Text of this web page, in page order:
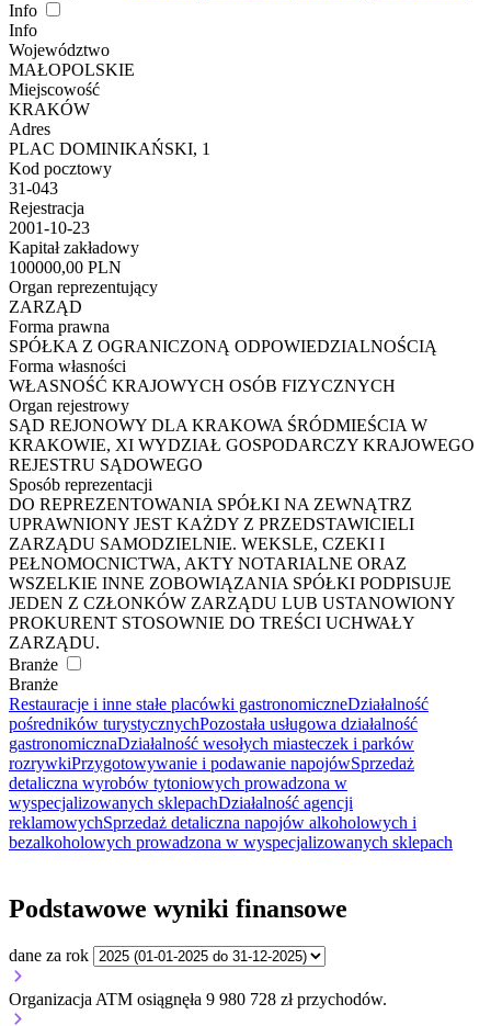
Info
Info
Województwo
MAŁOPOLSKIE
Miejscowość
KRAKÓW
Adres
PLAC DOMINIKAŃSKI, 1
Kod pocztowy
31-043
Rejestracja
2001-10-23
Kapitał zakładowy
100000,00 PLN
Organ reprezentujący
ZARZĄD
Forma prawna
SPÓŁKA Z OGRANICZONĄ ODPOWIEDZIALNOŚCIĄ
Forma własności
WŁASNOŚĆ KRAJOWYCH OSÓB FIZYCZNYCH
Organ rejestrowy
SĄD REJONOWY DLA KRAKOWA ŚRÓDMIEŚCIA W
KRAKOWIE, XI WYDZIAŁ GOSPODARCZY KRAJOWEGO
REJESTRU SĄDOWEGO
Sposób reprezentacji
DO REPREZENTOWANIA SPÓŁKI NA ZEWNĄTRZ
UPRAWNIONY JEST KAŻDY Z PRZEDSTAWICIELI
ZARZĄDU SAMODZIELNIE. WEKSLE, CZEKI I
PEŁNOMOCNICTWA, AKTY NOTARIALNE ORAZ
WSZELKIE INNE ZOBOWIĄZANIA SPÓŁKI PODPISUJE
JEDEN Z CZŁONKÓW ZARZĄDU LUB USTANOWIONY
PROKURENT STOSOWNIE DO TREŚCI UCHWAŁY
ZARZĄDU.
Branże
Branże
Restauracje i inne stałe placówki gastronomiczneDziałalność
pośredników turystycznychPozostała usługowa działalność
gastronomicznaDziałalność wesołych miasteczek i parków
rozrywkiPrzygotowywanie i podawanie napojówSprzedaż
detaliczna wyrobów tytoniowych prowadzona w
wyspecjalizowanych sklepachDziałalność agencji
reklamowychSprzedaż detaliczna napojów alkoholowych i
bezalkoholowych prowadzona w wyspecjalizowanych sklepach
Podstawowe wyniki finansowe
dane za rok
Organizacja ATM osiągnęła 9 980 728 zł przychodów.